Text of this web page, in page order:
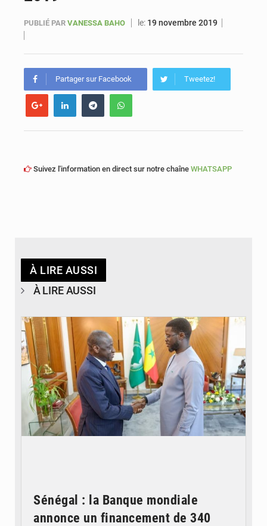
Sénégal : Ousmane Diagne prêtera serment le 11 août comme président du Conseil constitutionnel
PUBLIÉ PAR VANESSA BAHO le: 19 novembre 2019
Partager sur Facebook Tweetez!
Suivez l'information en direct sur notre chaîne WHATSAPP
À LIRE AUSSI
À LIRE AUSSI
Sénégal : la Banque mondiale
annonce un financement de 340